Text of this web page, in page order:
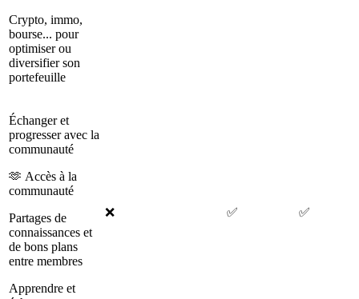
Crypto, immo,
bourse... pour
optimiser ou
diversifier son
portefeuille
Échanger et
progresser avec la
communauté
🫶 Accès à la
communauté
Partages de
connaissances et
de bons plans
entre membres
Apprendre et
❌ ✅ ✅